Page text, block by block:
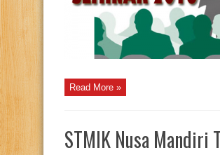
Read More »
STMIK Nusa Mandiri